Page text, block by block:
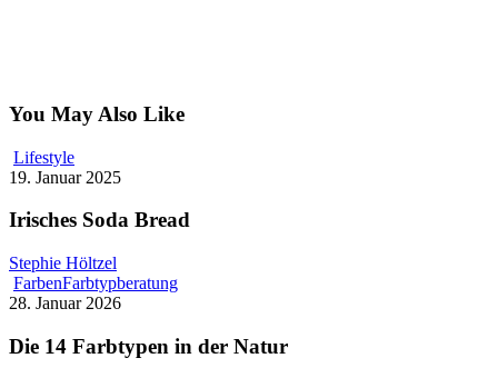
You May Also Like
Lifestyle
19. Januar 2025
Irisches Soda Bread
Stephie Höltzel
FarbenFarbtypberatung
28. Januar 2026
Die 14 Farbtypen in der Natur